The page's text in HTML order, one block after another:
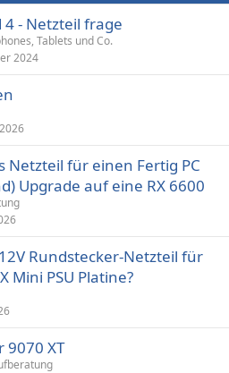
- Netzteil frage
Tablets und Co.
2024
Netzteil für einen Fertig PC
Upgrade auf eine RX 6600
Rundstecker-Netzteil für
Mini PSU Platine?
9070 XT